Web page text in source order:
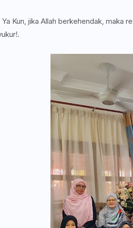
Ya Kun, jika Allah berkehendak, maka